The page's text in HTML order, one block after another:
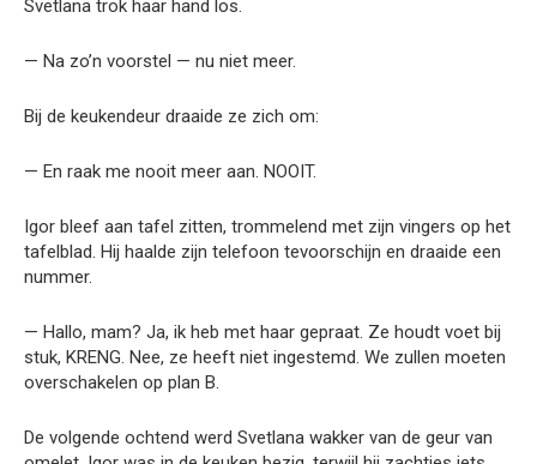
Svetlana trok haar hand los.
— Na zo’n voorstel — nu niet meer.
Bij de keukendeur draaide ze zich om:
— En raak me nooit meer aan. NOOIT.
Igor bleef aan tafel zitten, trommelend met zijn vingers op het
tafelblad. Hij haalde zijn telefoon tevoorschijn en draaide een
nummer.
— Hallo, mam? Ja, ik heb met haar gepraat. Ze houdt voet bij
stuk, KRENG. Nee, ze heeft niet ingestemd. We zullen moeten
overschakelen op plan B.
De volgende ochtend werd Svetlana wakker van de geur van